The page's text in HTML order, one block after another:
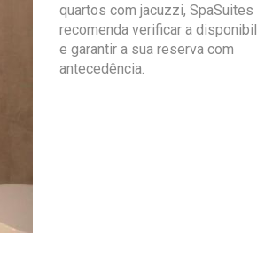
quartos com jacuzzi, SpaSuites
recomenda verificar a
e garantir a sua reserva com
antecedência.